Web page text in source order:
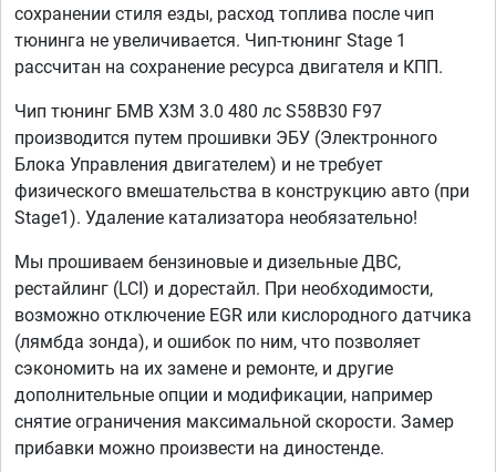
сохранении стиля езды, расход топлива после чип
тюнинга не увеличивается. Чип-тюнинг Stage 1
рассчитан на сохранение ресурса двигателя и КПП.
Чип тюнинг БМВ X3M 3.0 480 лс S58B30 F97
производится путем прошивки ЭБУ (Электронного
Блока Управления двигателем) и не требует
физического вмешательства в конструкцию авто (при
Stage1). Удаление катализатора необязательно!
Мы прошиваем бензиновые и дизельные ДВС,
рестайлинг (LCI) и дорестайл. При необходимости,
возможно отключение EGR или кислородного датчика
(лямбда зонда), и ошибок по ним, что позволяет
сэкономить на их замене и ремонте, и другие
дополнительные опции и модификации, например
снятие ограничения максимальной скорости. Замер
прибавки можно произвести на диностенде.